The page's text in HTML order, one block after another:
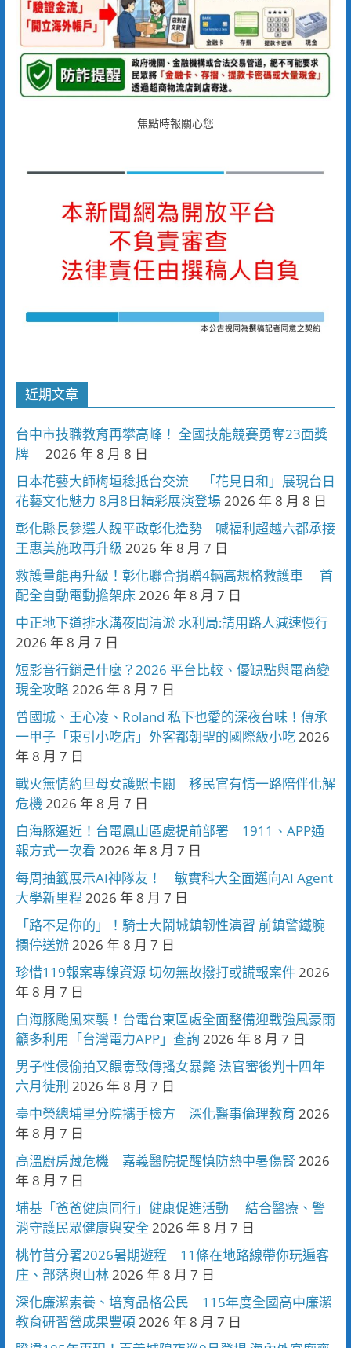
焦點時報關心您
近期文章
台中市技職教育再攀高峰！ 全國技能競賽勇奪23面獎
牌
2026 年 8 月 8 日
日本花藝大師梅垣稔抵台交流 「花見日和」展現台日
花藝文化魅力 8月8日精彩展演登場 2026 年 8 月 8 日
彰化縣長參選人魏平政彰化造勢 喊福利超越六都承接
王惠美施政再升級 2026 年 8 月 7 日
救護量能再升級！彰化聯合捐贈4輛高規格救護車 首
配全自動電動擔架床 2026 年 8 月 7 日
中正地下道排水溝夜間清淤 水利局:請用路人減速慢行
2026 年 8 月 7 日
短影音行銷是什麼？2026 平台比較、優缺點與電商變
現全攻略 2026 年 8 月 7 日
曾國城、王心凌、Roland 私下也愛的深夜台味！傳承
一甲子「東引小吃店」外客都朝聖的國際級小吃 2026
年 8 月 7 日
戰火無情約旦母女護照卡關 移民官有情一路陪伴化解
危機 2026 年 8 月 7 日
白海豚逼近！台電鳳山區處提前部署 1911、APP通
報方式一次看 2026 年 8 月 7 日
每周抽籤展示AI神隊友！ 敏實科大全面邁向AI Agent
大學新里程 2026 年 8 月 7 日
「路不是你的」！騎士大鬧城鎮韌性演習 前鎮警鐵腕
攔停送辦 2026 年 8 月 7 日
珍惜119報案專線資源 切勿無故撥打或謊報案件 2026
年 8 月 7 日
白海豚颱風來襲！台電台東區處全面整備迎戰強風豪雨
籲多利用「台灣電力APP」查詢 2026 年 8 月 7 日
男子性侵偷拍又餵毒致傳播女暴斃 法官審後判十四年
六月徒刑 2026 年 8 月 7 日
臺中榮總埔里分院攜手檢方 深化醫事倫理教育 2026
年 8 月 7 日
高溫廚房藏危機 嘉義醫院提醒慎防熱中暑傷腎 2026
年 8 月 7 日
埔基「爸爸健康同行」健康促進活動 結合醫療、警
消守護民眾健康與安全 2026 年 8 月 7 日
桃竹苗分署2026暑期遊程 11條在地路線帶你玩遍客
庄、部落與山林 2026 年 8 月 7 日
深化廉潔素養、培育品格公民 115年度全國高中廉潔
教育研習營成果豐碩 2026 年 8 月 7 日